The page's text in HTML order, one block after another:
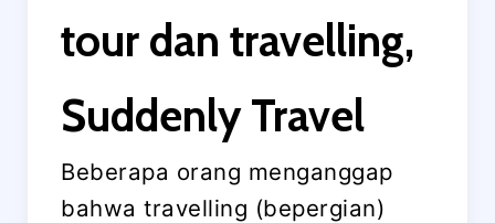
tour dan travelling,
Suddenly Travel
Beberapa orang menganggap
bahwa travelling (bepergian)